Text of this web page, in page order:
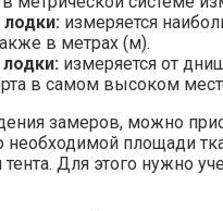
измеряется
в метрах (м).
измеряется от
в самом высоком
замеров, можно
площади
тента. Для этого нужно